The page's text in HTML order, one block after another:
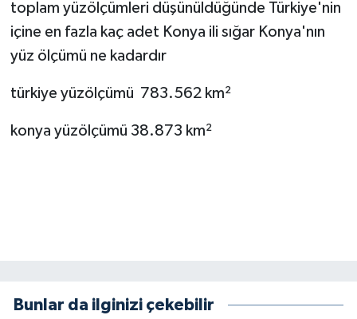
toplam yüzölçümleri düşünüldüğünde Türkiye'nin
içine en fazla kaç adet Konya ili sığar Konya'nın
yüz ölçümü ne kadardır
türkiye yüzölçümü 783.562 km²
konya yüzölçümü 38.873 km²
Bunlar da ilginizi çekebilir
SEÇİM 2011